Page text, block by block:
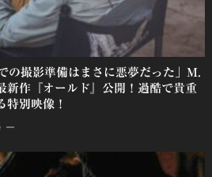
の撮影準備はまさに悪夢だった」M.
新作『オールド』公開！過酷で貴重
特別映像！